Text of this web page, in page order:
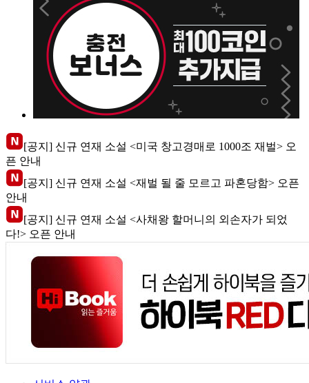
[공지] 신규 연재 소설 <미국 창고경매로 1000조 재벌> 오
픈 안내
[공지] 신규 연재 소설 <재벌 될 줄 모르고 파혼당함> 오픈
안내
[공지] 신규 연재 소설 <사채왕 할머니의 외손자가 되었
다!> 오픈 안내